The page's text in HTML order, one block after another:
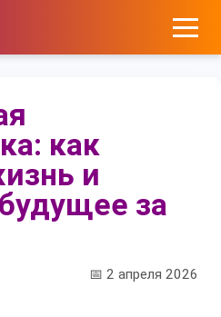
как
и
за
📅 2 апреля 2026